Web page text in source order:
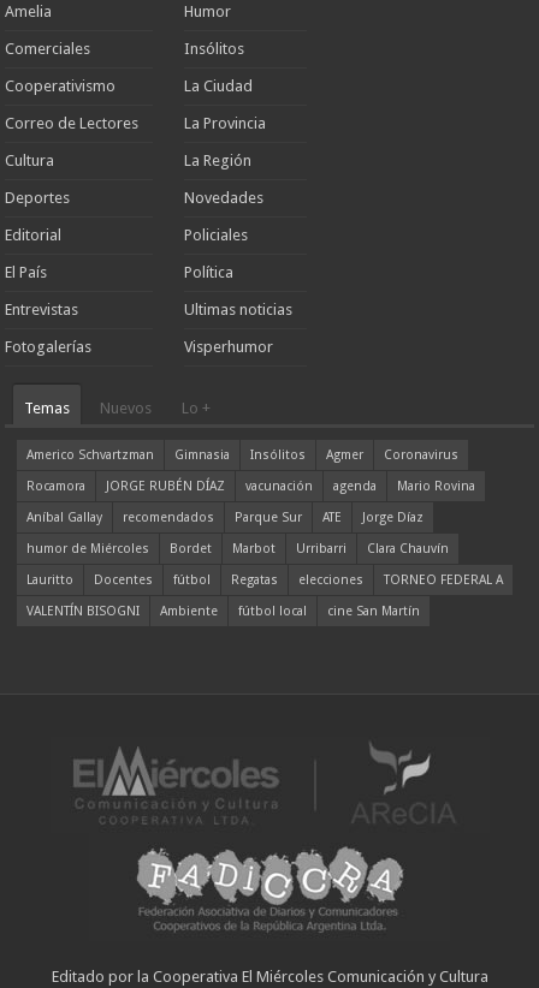
Amelia
Comerciales
Cooperativismo
Correo de Lectores
Cultura
Deportes
Editorial
El País
Entrevistas
Fotogalerías
Humor
Insólitos
La Ciudad
La Provincia
La Región
Novedades
Policiales
Política
Ultimas noticias
Visperhumor
Temas Nuevos Lo +
Americo Schvartzman Gimnasia Insólitos Agmer
Coronavirus
Rocamora
JORGE RUBÉN DÍAZ vacunación agenda
Mario Rovina
Aníbal Gallay
recomendados Parque Sur ATE
Jorge Díaz
humor de Miércoles
Bordet Marbot Urribarri
Clara Chauvín
Lauritto
Docentes fútbol Regatas elecciones
TORNEO FEDERAL A
VALENTÍN BISOGNI
Ambiente fútbol local cine San Martín
Editado por la Cooperativa El Miércoles Comunicación y Cultura